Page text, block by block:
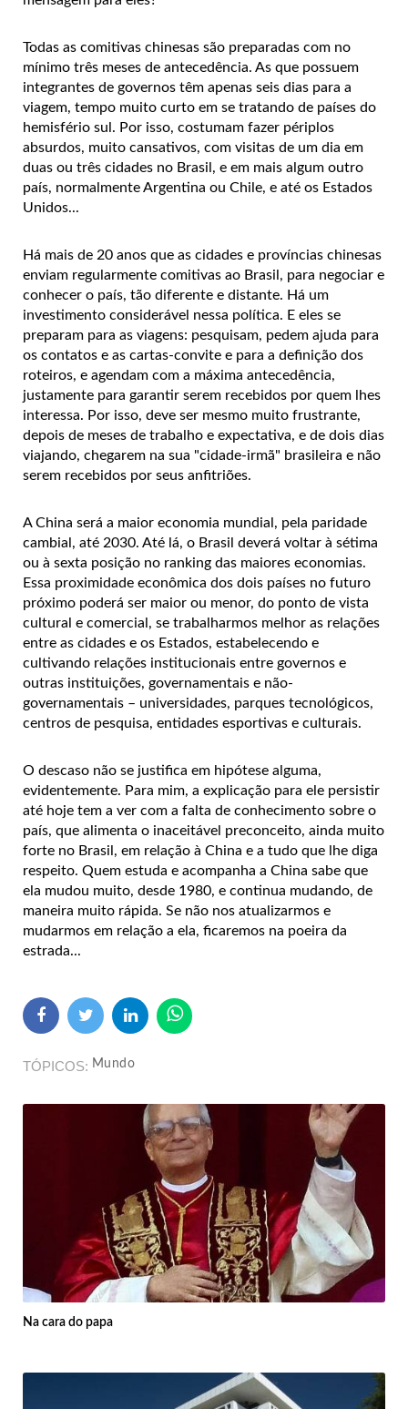
Todas as comitivas chinesas são preparadas com no
mínimo três meses de antecedência. As que possuem
integrantes de governos têm apenas seis dias para a
viagem, tempo muito curto em se tratando de países do
hemisfério sul. Por isso, costumam fazer périplos
absurdos, muito cansativos, com visitas de um dia em
duas ou três cidades no Brasil, e em mais algum outro
país, normalmente Argentina ou Chile, e até os Estados
Unidos...
Há mais de 20 anos que as cidades e províncias chinesas
enviam regularmente comitivas ao Brasil, para negociar e
conhecer o país, tão diferente e distante. Há um
investimento considerável nessa política. E eles se
preparam para as viagens: pesquisam, pedem ajuda para
os contatos e as cartas-convite e para a definição dos
roteiros, e agendam com a máxima antecedência,
justamente para garantir serem recebidos por quem lhes
interessa. Por isso, deve ser mesmo muito frustrante,
depois de meses de trabalho e expectativa, e de dois dias
viajando, chegarem na sua "cidade-irmã" brasileira e não
serem recebidos por seus anfitriões.
A China será a maior economia mundial, pela paridade
cambial, até 2030. Até lá, o Brasil deverá voltar à sétima
ou à sexta posição no ranking das maiores economias.
Essa proximidade econômica dos dois países no futuro
próximo poderá ser maior ou menor, do ponto de vista
cultural e comercial, se trabalharmos melhor as relações
entre as cidades e os Estados, estabelecendo e
cultivando relações institucionais entre governos e
outras instituições, governamentais e não-
governamentais – universidades, parques tecnológicos,
centros de pesquisa, entidades esportivas e culturais.
O descaso não se justifica em hipótese alguma,
evidentemente. Para mim, a explicação para ele persistir
até hoje tem a ver com a falta de conhecimento sobre o
país, que alimenta o inaceitável preconceito, ainda muito
forte no Brasil, em relação à China e a tudo que lhe diga
respeito. Quem estuda e acompanha a China sabe que
ela mudou muito, desde 1980, e continua mudando, de
maneira muito rápida. Se não nos atualizarmos e
mudarmos em relação a ela, ficaremos na poeira da
estrada...
TÓPICOS Mundo
Na cara do papa